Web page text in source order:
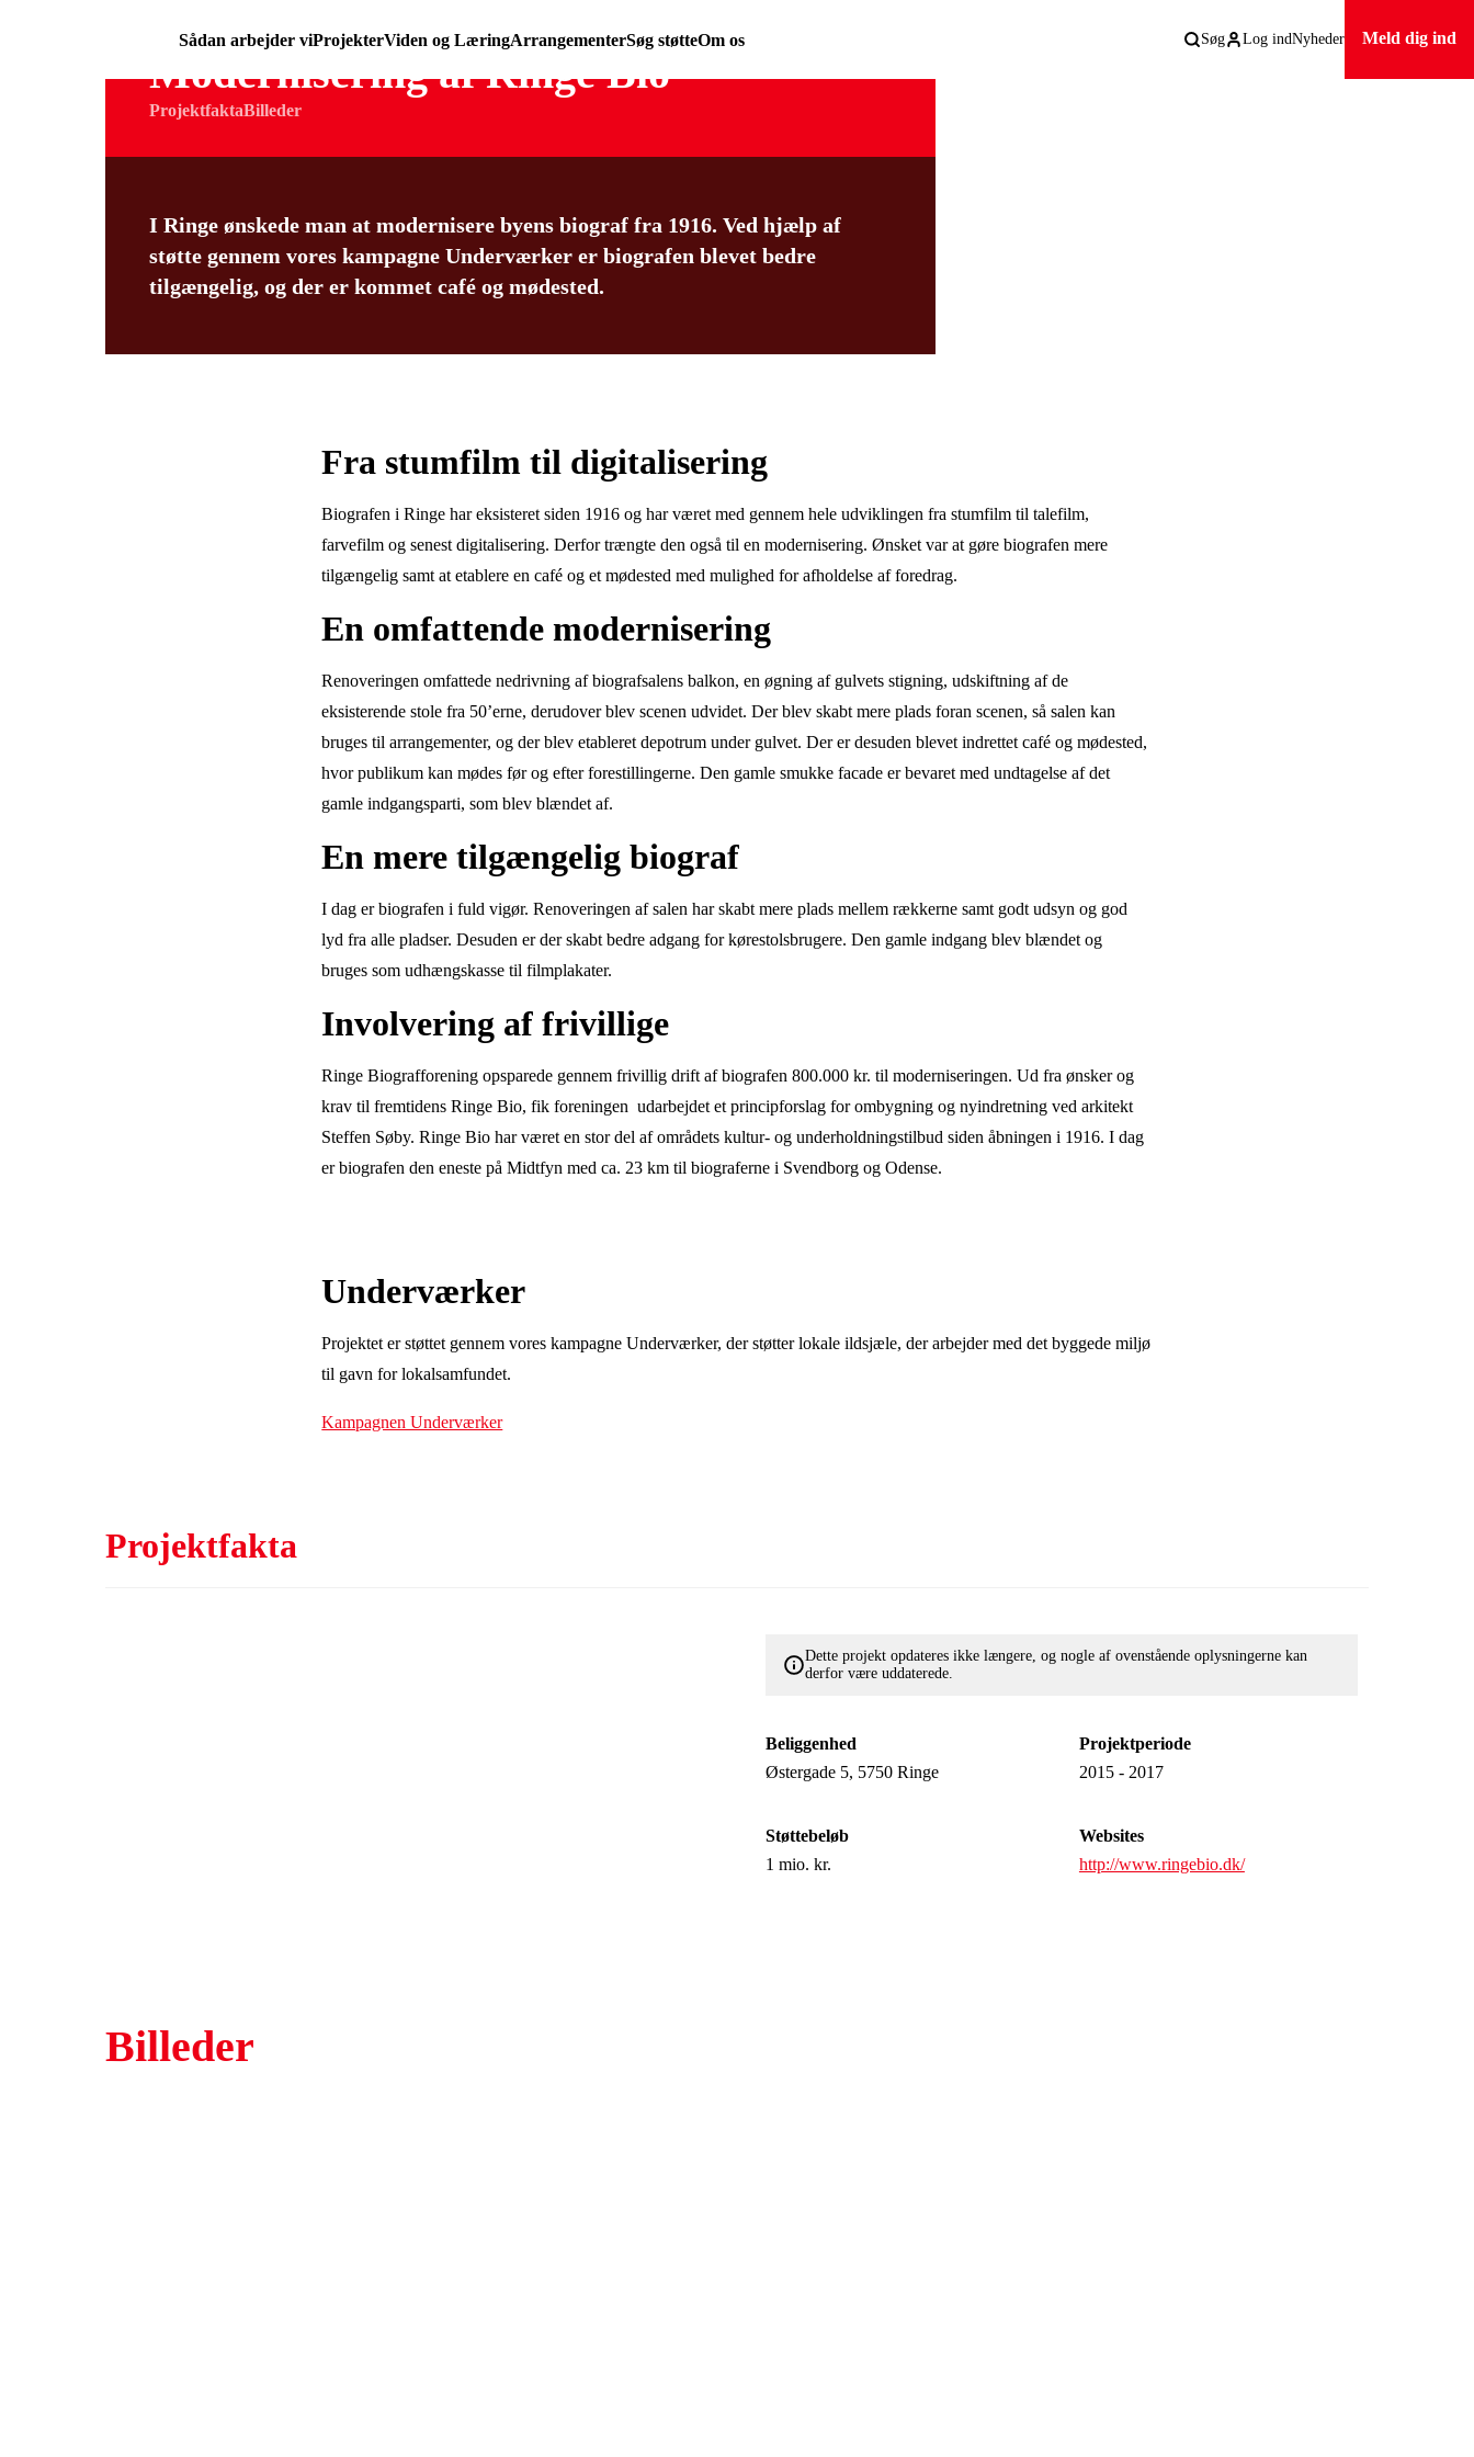
Sådan arbejder viProjekterViden og LæringArrangementerSøg støtteOm os Søg Log indNyheder Meld dig ind
Modernisering af Ringe Bio
ProjektfaktaBilleder
I Ringe ønskede man at modernisere byens biograf fra 1916. Ved hjælp af
støtte gennem vores kampagne Underværker er biografen blevet bedre
tilgængelig, og der er kommet café og mødested.
Fra stumfilm til digitalisering
Biografen i Ringe har eksisteret siden 1916 og har været med gennem hele udviklingen fra stumfilm til talefilm,
farvefilm og senest digitalisering. Derfor trængte den også til en modernisering. Ønsket var at gøre biografen mere
tilgængelig samt at etablere en café og et mødested med mulighed for afholdelse af foredrag.
En omfattende modernisering
Renoveringen omfattede nedrivning af biografsalens balkon, en øgning af gulvets stigning, udskiftning af de
eksisterende stole fra 50’erne, derudover blev scenen udvidet. Der blev skabt mere plads foran scenen, så salen kan
bruges til arrangementer, og der blev etableret depotrum under gulvet. Der er desuden blevet indrettet café og mødested,
hvor publikum kan mødes før og efter forestillingerne. Den gamle smukke facade er bevaret med undtagelse af det
gamle indgangsparti, som blev blændet af.
En mere tilgængelig biograf
I dag er biografen i fuld vigør. Renoveringen af salen har skabt mere plads mellem rækkerne samt godt udsyn og god
lyd fra alle pladser. Desuden er der skabt bedre adgang for kørestolsbrugere. Den gamle indgang blev blændet og
bruges som udhængskasse til filmplakater.
Involvering af frivillige
Ringe Biografforening opsparede gennem frivillig drift af biografen 800.000 kr. til moderniseringen. Ud fra ønsker og
krav til fremtidens Ringe Bio, fik foreningen udarbejdet et principforslag for ombygning og nyindretning ved arkitekt
Steffen Søby. Ringe Bio har været en stor del af områdets kultur- og underholdningstilbud siden åbningen i 1916. I dag
er biografen den eneste på Midtfyn med ca. 23 km til biograferne i Svendborg og Odense.
Underværker
Projektet er støttet gennem vores kampagne Underværker, der støtter lokale ildsjæle, der arbejder med det byggede miljø
til gavn for lokalsamfundet.
Kampagnen Underværker
Projektfakta
Dette projekt opdateres ikke længere, og nogle af ovenstående oplysningerne kan
derfor være uddaterede.
Beliggenhed
Østergade 5, 5750 Ringe
Projektperiode
2015 - 2017
Støttebeløb
1 mio. kr.
Websites
http://www.ringebio.dk/
Billeder